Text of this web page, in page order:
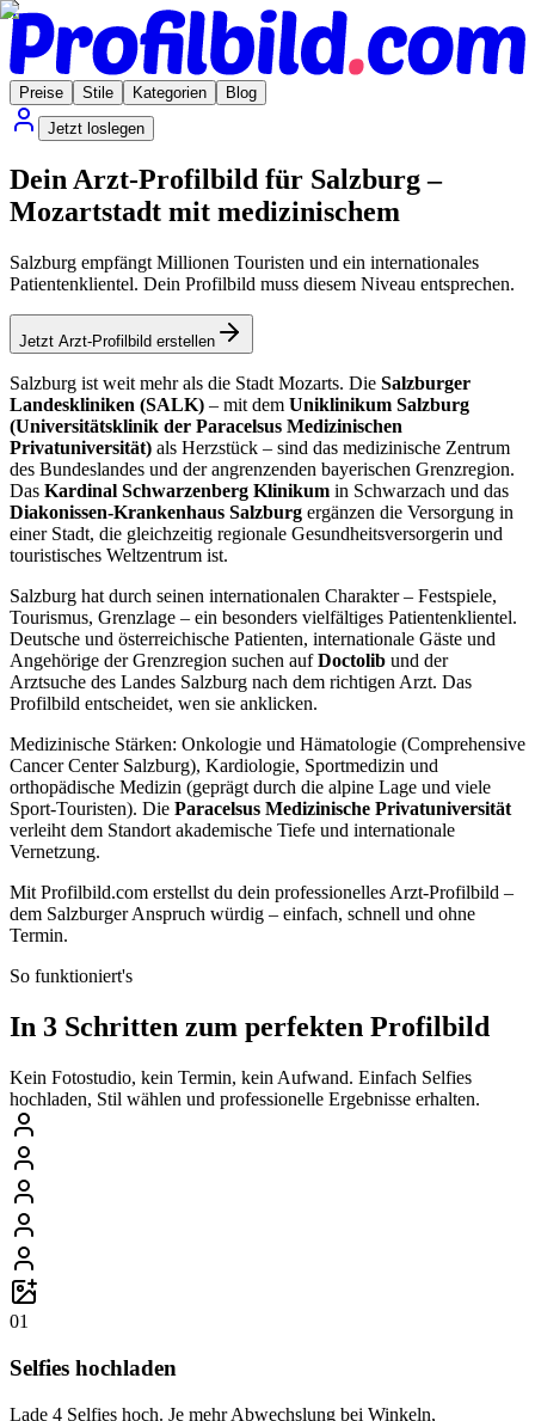
Preise Stile Kategorien
Blog
Jetzt loslegen
Dein Arzt-Profilbild für Salzburg –
Mozartstadt mit medizinischem
Salzburg empfängt Millionen Touristen und ein internationales
Patientenklientel. Dein Profilbild muss diesem Niveau entsprechen.
Jetzt Arzt-Profilbild erstellen
Salzburg ist weit mehr als die Stadt Mozarts. Die Salzburger
Landeskliniken (SALK) – mit dem Uniklinikum Salzburg
(Universitätsklinik der Paracelsus Medizinischen
Privatuniversität) als Herzstück – sind das medizinische Zentrum
des Bundeslandes und der angrenzenden bayerischen Grenzregion.
Das Kardinal Schwarzenberg Klinikum in Schwarzach und das
Diakonissen-Krankenhaus Salzburg ergänzen die Versorgung in
einer Stadt, die gleichzeitig regionale Gesundheitsversorgerin und
touristisches Weltzentrum ist.
Salzburg hat durch seinen internationalen Charakter – Festspiele,
Tourismus, Grenzlage – ein besonders vielfältiges Patientenklientel.
Deutsche und österreichische Patienten, internationale Gäste und
Angehörige der Grenzregion suchen aufDoctolib und der
Arztsuche des Landes Salzburg nach dem richtigen Arzt. Das
Profilbild entscheidet, wen sie anklicken.
Medizinische Stärken: Onkologie und Hämatologie (Comprehensive
Cancer Center Salzburg), Kardiologie, Sportmedizin und
orthopädische Medizin (geprägt durch die alpine Lage und viele
Sport-Touristen). Die Paracelsus Medizinische Privatuniversität
verleiht dem Standort akademische Tiefe und internationale
Vernetzung.
Mit Profilbild.com erstellst du dein professionelles Arzt-Profilbild –
dem Salzburger Anspruch würdig – einfach, schnell und ohne
Termin.
So funktioniert's
In 3 Schritten zum perfekten Profilbild
Kein Fotostudio, kein Termin, kein Aufwand. Einfach Selfies
hochladen, Stil wählen und professionelle Ergebnisse erhalten.
01
Selfies hochladen
Lade 4 Selfies hoch. Je mehr Abwechslung bei Winkeln,